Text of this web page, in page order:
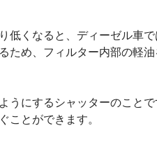
低くなると、ディーゼル車
ため、フィルター内部の軽
うにするシャッターのこと
ことができます。